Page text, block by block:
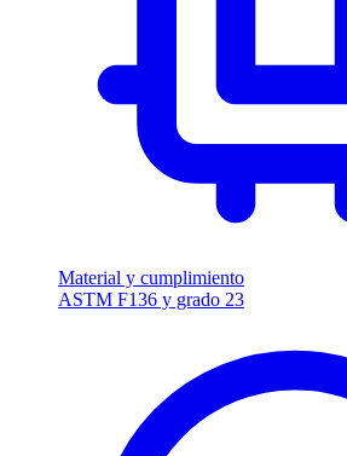
Material y cumplimiento
ASTM F136 y grado 23